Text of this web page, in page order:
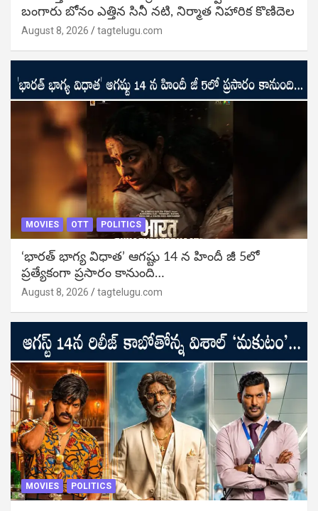
బంగారు బోనం ఎత్తిన సినీ నటి, నిర్మాత నిహారిక కొణిదెల
August 8, 2026 tagtelugu.com
MOVIES OTT POLITICS
‘భారత్ భాగ్య విధాత’ ఆగష్టు 14 న హిందీ జీ 5లో
ప్రత్యేకంగా ప్రసారం కానుంది…
August 8, 2026 tagtelugu.com
MOVIES POLITICS